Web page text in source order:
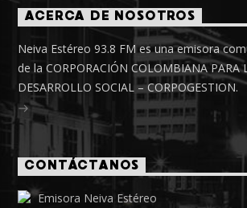
ACERCA DE NOSOTROS
Neiva Estéreo 93.8 FM es una emisora
de la CORPORACIÓN COLOMBIANA PARA
DESARROLLO SOCIAL – CORPOGESTION.
CONTÁCTANOS
Emisora Neiva Estéreo